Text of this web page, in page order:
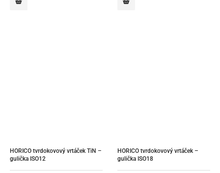
HORICO tvrdokovový vrtáček TiN –
gulička ISO12
HORICO tvrdokovový vrtáček –
gulička ISO18